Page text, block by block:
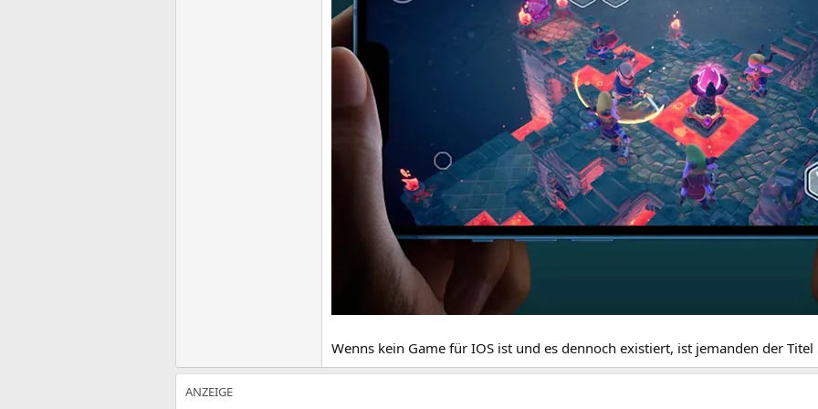
Wenns kein Game für IOS ist und es dennoch existiert, ist jemanden der Titel